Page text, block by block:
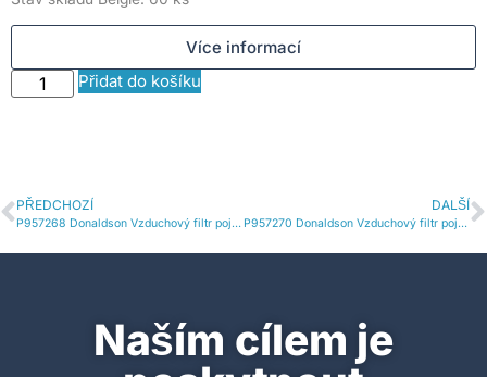
Více informací
Přidat do košíku
PŘEDCHOZÍ
P957268 Donaldson Vzduchový filtr pojistná vložka RadialSeal
DALŠÍ
P957270 Donaldson Vzduchový filtr pojistná vložka RadialSeal
Naším cílem je